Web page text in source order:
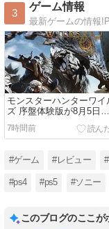
3
ゲーム情報
モンスターハンターワイ
ズ 序盤体験版が8月5日
（水）より配信開始！
7時間前
#ゲーム #レビュー
#ps4 #ps5 #ソニー
このブログのここが